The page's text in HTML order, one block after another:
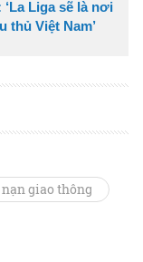
Liga sẽ là nơi
thủ Việt Nam’
giao thông